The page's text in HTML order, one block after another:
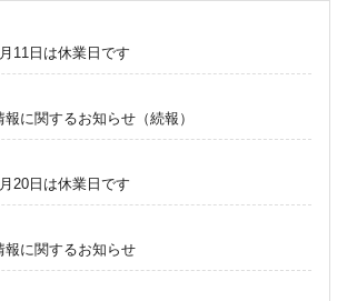
11日は休業日です
報に関するお知らせ（続報）
20日は休業日です
報に関するお知らせ